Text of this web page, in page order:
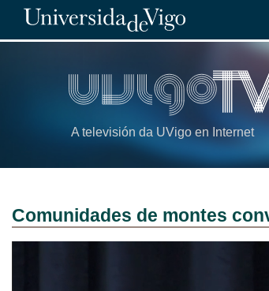
A televisión da UVigo en Internet
Comunidades de montes